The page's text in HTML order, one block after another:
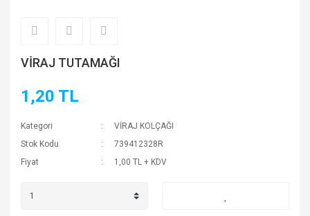
VİRAJ TUTAMAĞI
1,20 TL
Kategori
VİRAJ KOLÇAĞI
Stok Kodu
739412328R
Fiyat
1,00 TL + KDV